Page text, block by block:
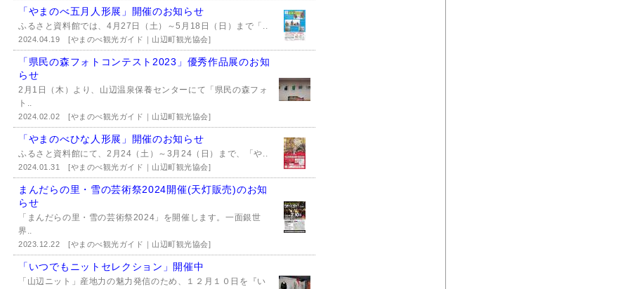
「やまのべ五月人形展」開催のお知らせ
ふるさと資料館では、4月27日（土）～5月18日（日）まで「..
2024.04.19[やまのべ観光ガイド｜山辺町観光協会]
「県民の森フォトコンテスト2023」優秀作品展のお知
らせ
2月1日（木）より、山辺温泉保養センターにて「県民の森フォ
ト..
2024.02.02[やまのべ観光ガイド｜山辺町観光協会]
「やまのべひな人形展」開催のお知らせ
ふるさと資料館にて、2月24（土）～3月24（日）まで、「や..
2024.01.31[やまのべ観光ガイド｜山辺町観光協会]
まんだらの里・雪の芸術祭2024開催(天灯販売)のお知
らせ
「まんだらの里・雪の芸術祭2024」を開催します。一面銀世
界..
2023.12.22[やまのべ観光ガイド｜山辺町観光協会]
「いつでもニットセレクション」開催中
「山辺ニット」産地力の魅力発信のため、１２月１０日を『い